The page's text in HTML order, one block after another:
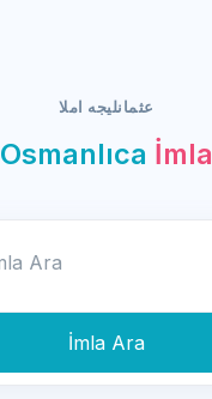
عثمانليجه املا
Osmanlıca İmla
İmla Ara